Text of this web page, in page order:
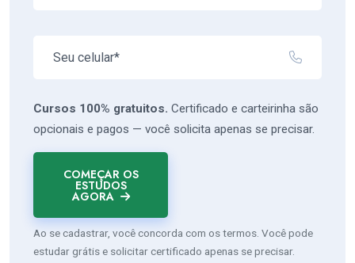
Cursos 100% gratuitos. Certificado e carteirinha são
opcionais e pagos — você solicita apenas se precisar.
COMEÇAR OS
ESTUDOS
AGORA
Ao se cadastrar, você concorda com os termos. Você pode
estudar grátis e solicitar certificado apenas se precisar.